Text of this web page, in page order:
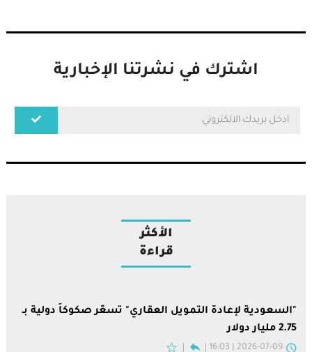
اشترك في نشرتنا الإخبارية
الأكثر
قراءة
"السعودية لإعادة التمويل العقاري" تسعّر صكوكاً دولية بـ
2.75 مليار دولار
2026-07-09 | 16:03